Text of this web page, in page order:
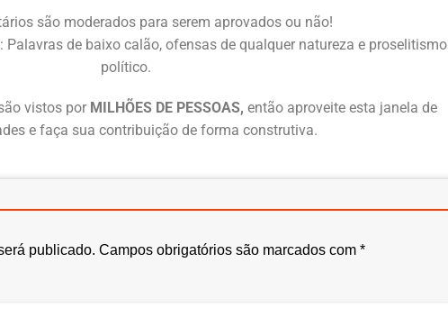
são moderados para serem aprovados ou não!
de baixo calão, ofensas de qualquer natureza e proselitismo
político.
vistos por MILHÕES DE PESSOAS, então aproveite esta janela de
e faça sua contribuição de forma construtiva.
publicado. Campos obrigatórios são marcados com *